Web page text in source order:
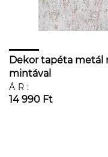
Dekor tapéta metál
mintával
ÁR:
14 990 Ft